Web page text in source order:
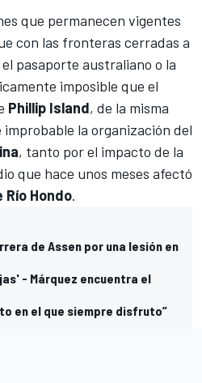
que permanecen vigentes
con las fronteras cerradas a
pasaporte australiano o la
imposible que el
Phillip Island, de la misma
la organización del
, tanto por el impacto de la
que hace unos meses afectó
Río Hondo.
de Assen por una lesión en
- Márquez encuentra el
en el que siempre disfruto”